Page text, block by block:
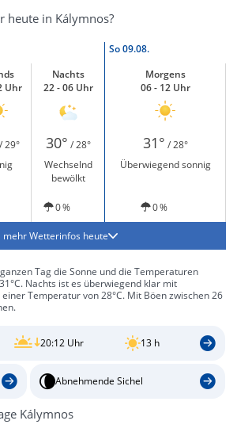
heute in Kálymnos?
So09.08.
Uhr
Nachts
22 - 06 Uhr
Morgens
06 - 12 Uhr
/ 29° 30° / 28° 31° / 28°
Wechselnd
bewölkt
Überwiegend sonnig
0 % 0 %
mehr Wetterinfos heute
Tag die Sonne und die Temperaturen
Nachts ist es überwiegend klar mit
Temperatur von 28°C. Mit Böen zwischen 26
20:12 Uhr 13 h
Abnehmende Sichel
Kálymnos